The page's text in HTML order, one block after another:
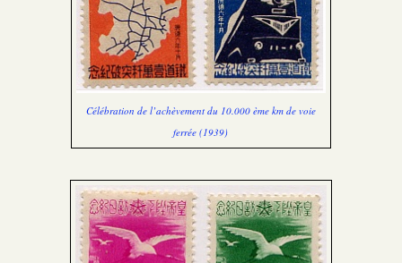
Célébration de l’achèvement du 10.000 ème km de voie
ferrée (1939)